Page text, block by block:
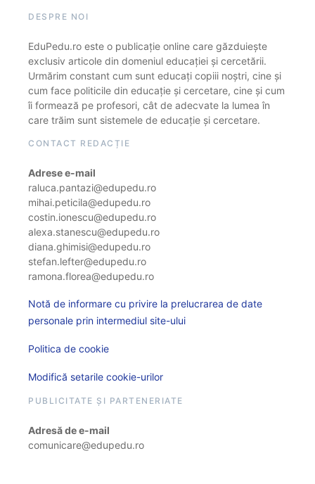
DESPRE NOI
EduPedu.ro este o publicație online care găzduiește
exclusiv articole din domeniul educației și cercetării.
Urmărim constant cum sunt educați copiii noștri, cine și
cum face politicile din educație și cercetare, cine și cum
îi formează pe profesori, cât de adecvate la lumea în
care trăim sunt sistemele de educație și cercetare.
CONTACT REDACȚIE
Adrese e-mail
raluca.pantazi@edupedu.ro
mihai.peticila@edupedu.ro
costin.ionescu@edupedu.ro
alexa.stanescu@edupedu.ro
diana.ghimisi@edupedu.ro
stefan.lefter@edupedu.ro
ramona.florea@edupedu.ro
Notă de informare cu privire la prelucrarea de date
personale prin intermediul site-ului
Politica de cookie
Modifică setarile cookie-urilor
PUBLICITATE ȘI PARTENERIATE
Adresă de e-mail
comunicare@edupedu.ro